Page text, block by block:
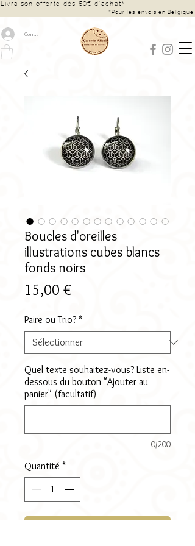
Connexion
Livraison offerte dès 50€ d’achat*
*Pour les envois en Belgique
Boucles d'oreilles
illustrations cubes blancs
fonds noirs
15,00 €
Paire ou Trio? *
Quel texte souhaitez-vous? Liste en-
dessous du bouton "Ajouter au
panier" (facultatif)
0/200
Quantité *